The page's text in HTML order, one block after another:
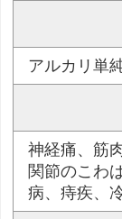
アルカリ単
神経痛、筋
関節のこわ
病、痔疾、